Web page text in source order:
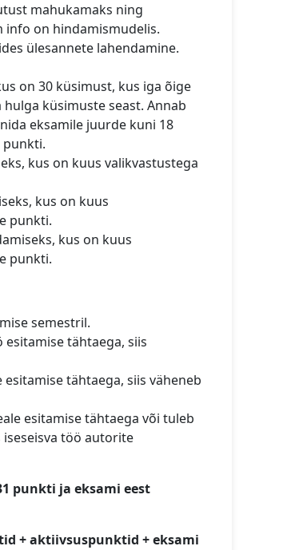
mahukamaks ning
info on hindamismudelis.
ülesannete lahendamine.
on 30 küsimust, kus iga õige
küsimuste seast. Annab
eksamile juurde kuni 18
punkti.
kus on kuus valikvastustega
kus on kuus
punkti.
kus on kuus
punkti.
semestril.
tähtaega, siis
tähtaega, siis väheneb
esitamise tähtaega või tuleb
töö autorite
punkti ja eksami eest
+ aktiivsuspunktid + eksami